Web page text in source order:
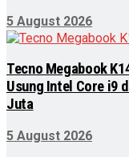
5 August 2026
Tecno Megabook
Usung Intel Core i9
Juta
5 August 2026